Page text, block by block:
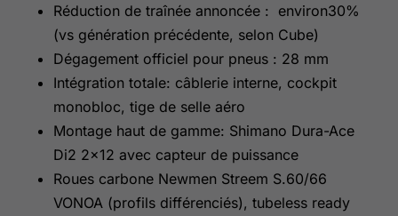
Réduction de traînée annoncée : environ30%
(vs génération précédente, selon Cube)
Dégagement officiel pour pneus : 28 mm
Intégration totale: câblerie interne, cockpit
monobloc, tige de selle aéro
Montage haut de gamme: Shimano Dura-Ace
Di2 2×12 avec capteur de puissance
Roues carbone Newmen Streem S.60/66
VONOA (profils différenciés), tubeless ready